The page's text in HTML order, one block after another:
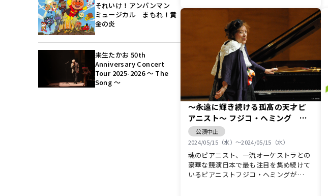
それいけ！アンパンマン
ミュージカル まもれ！黄
金の炎
来生たかお 50th
Anniversary Concert
Tour 2025-2026 ～ The
Song ～
～永遠に輝き続ける孤高の天才ピ
アニスト～ フジコ・ヘミング ス
ペシャルコンサート
公演中止
2024/05/15（水）〜2024/05/15（水）
魂のピアニスト、一流オーケストラとの
豪華な競演日本で最も注目を集め続けて
いるピアニストフジコ・ヘミングが…